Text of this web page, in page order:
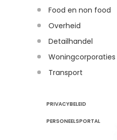
Food en non food
Overheid
Detailhandel
Woningcorporaties
Transport
PRIVACYBELEID
PERSONEELSPORTAL